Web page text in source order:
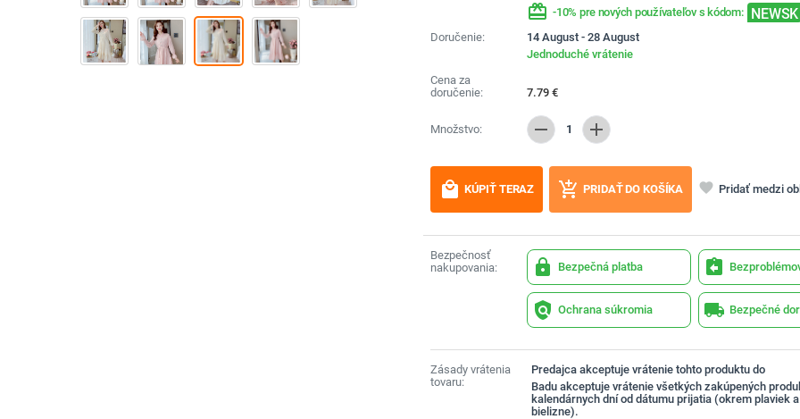
redeem -10% pre nových používateľov s kódom: NEWSK
Doručenie:
14 August - 28 August
Jednoduché vrátenie
Cena za
doručenie:
7.79€
Množstvo: remove 1 add
local_mall KÚPIŤ TERAZ add_shopping_cart PRIDAŤ DO KOŠÍKA favorite Pridať medzi
Bezpečnosť
nakupovania:
lock Bezpečná platba assignment_return
policy Ochrana súkromia local_shipping Bezpečné
Zásady vrátenia
tovaru:
Predajca akceptuje vrátenie tohto produktu do
Badu akceptuje vrátenie všetkých zakúpených
kalendárnych dní od dátumu prijatia (okrem plaviek
bielizne).